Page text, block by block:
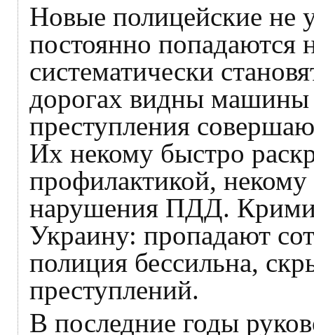
Новые полицейские
постоянно попадаются
систематически
дорогах видны машины
преступления
Их некому быстро
профилактикой,
нарушения ПДД.
Украину: пропадают
полиция бессильна,
преступлений.
В последние годы